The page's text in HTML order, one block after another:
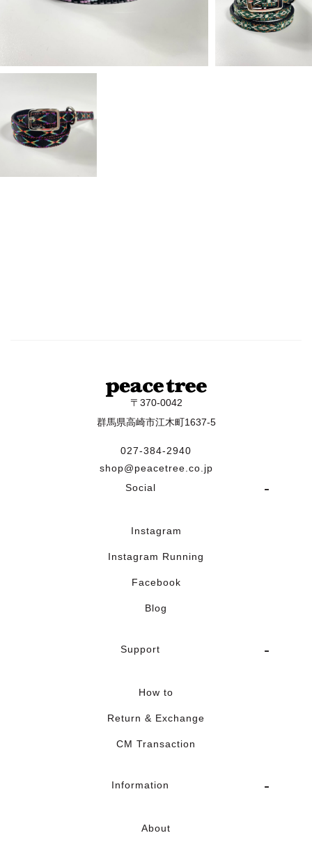
〒370-0042
群馬県高崎市江木町1637-5
027-384-2940
shop@peacetree.co.jp
Social
Instagram
Instagram Running
Facebook
Blog
Support
How to
Return & Exchange
CM Transaction
Information
About